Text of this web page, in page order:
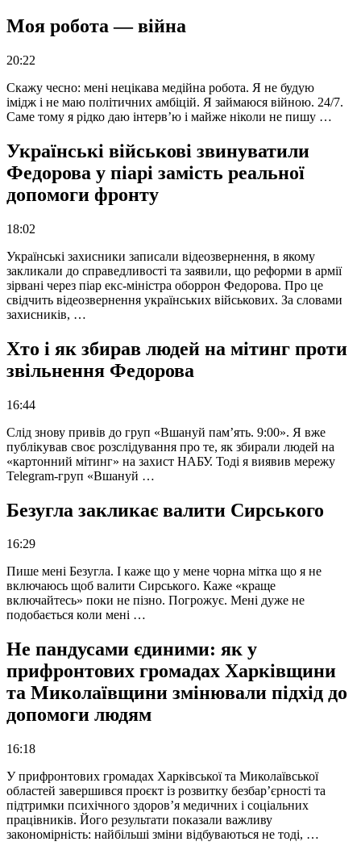
Моя робота — війна
20:22
Скажу чесно: мені нецікава медійна робота. Я не будую
імідж і не маю політичних амбіцій. Я займаюся війною. 24/7.
Саме тому я рідко даю інтерв’ю і майже ніколи не пишу …
Українські військові звинуватили
Федорова у піарі замість реальної
допомоги фронту
18:02
Українські захисники записали відеозвернення, в якому
закликали до справедливості та заявили, що реформи в армії
зірвані через піар екс-міністра оборрон Федорова. Про це
свідчить відеозвернення українських військових. За словами
захисників, …
Хто і як збирав людей на мітинг проти
звільнення Федорова
16:44
Слід знову привів до груп «Вшануй пам’ять. 9:00». Я вже
публікував своє розслідування про те, як збирали людей на
«картонний мітинг» на захист НАБУ. Тоді я виявив мережу
Telegram-груп «Вшануй …
Безугла закликає валити Сирського
16:29
Пише мені Безугла. І каже що у мене чорна мітка що я не
включаюсь щоб валити Сирського. Каже «краще
включайтесь» поки не пізно. Погрожує. Мені дуже не
подобається коли мені …
Не пандусами єдиними: як у
прифронтових громадах Харківщини
та Миколаївщини змінювали підхід до
допомоги людям
16:18
У прифронтових громадах Харківської та Миколаївської
областей завершився проєкт із розвитку безбар’єрності та
підтримки психічного здоров’я медичних і соціальних
працівників. Його результати показали важливу
закономірність: найбільші зміни відбуваються не тоді, …